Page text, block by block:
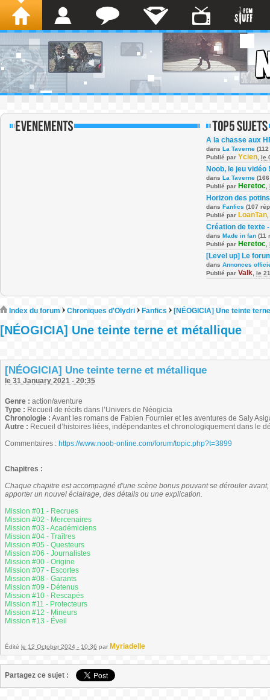
A la chasse aux
dans La Taverne
Publié par Ycien le
Noob, le jeu vidéo !
dans La Taverne
Publié par Heretoc
Horizon des potins
dans Fanfics (107
Publié par LoanTan
Création de texte
dans Made in fan (11
Publié par Heretoc
[Level up] Le
dans Annonces
Publié par Valk le
Index du forum Chroniques d'Olydri Fanfics [NÉOGICIA] Une teinte
[NÉOGICIA] Une teinte terne et métallique
[NÉOGICIA] Une teinte terne et métallique
le 31 January 2021 - 20:35
Genre : action/aventure
Type : Recueil de récits dans l’Univers de Néogicia
Chronologie : Avant les romans de Fabien Fournier et les aventures de Saly
Autre : Recueil d’histoires liées, indépendantes et chronologiquement dans le
Commentaires : https://www.noob-online.com/forum/topic.php?t=3899
Chapitres :
Chaque chapitre est accompagné d'une scène bonus pouvant se dérouler
apporter un nouvel éclairage, des détails ou une explication.
Mission #01 - Recrues
Mission #02 - Mercenaires
Mission #03 - Académiciens
Mission #04 - Traîtres
Mission #05 - Questeurs
Mission #06 - Journalistes
Mission #00 - Origine
Mission #07 - Escortes
Mission #08 - Garants
Mission #09 - Détenus
Mission #10 - Rescapés
Mission #11 - Protecteurs
Mission #12 - Mineurs
Mission #13 - Éveil
Édité le 12 October 2024 - 10:36 par Myriadelle
Partagez ce sujet :